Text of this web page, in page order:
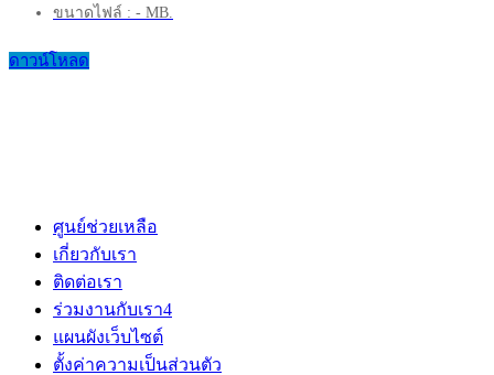
ขนาดไฟล์ : - MB.
ดาวน์โหลด
ศูนย์ช่วยเหลือ
เกี่ยวกับเรา
ติดต่อเรา
ร่วมงานกับเรา4
แผนผังเว็บไซต์
ตั้งค่าความเป็นส่วนตัว